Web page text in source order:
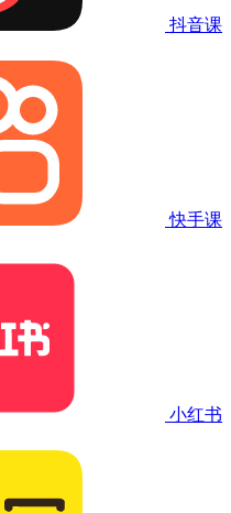
抖音课
快手课
小红书